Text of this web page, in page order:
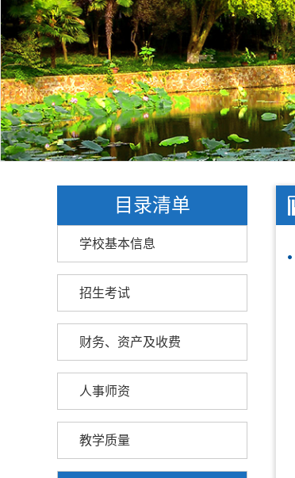
目录清单
学校基本信息
招生考试
财务、资产及收费
人事师资
教学质量